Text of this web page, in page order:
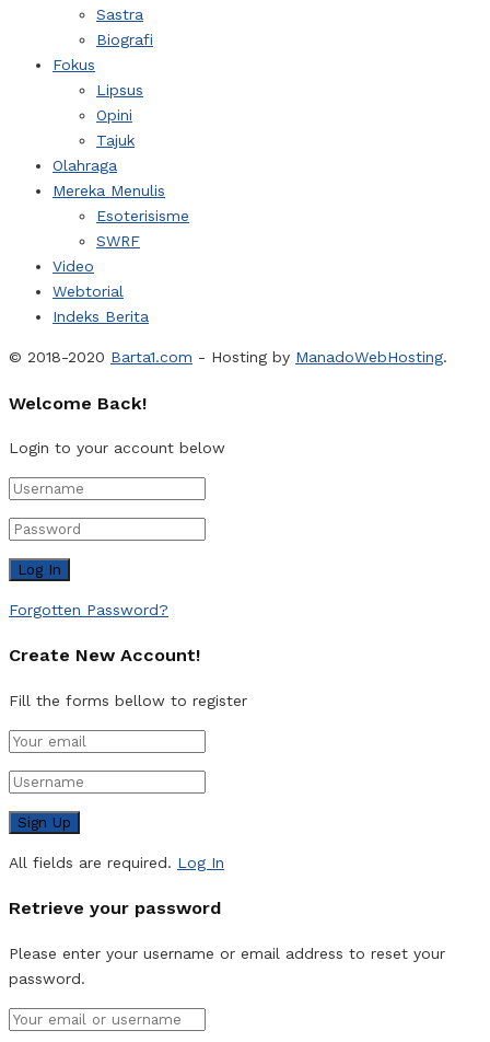
Sastra
Biografi
Fokus
Lipsus
Opini
Tajuk
Olahraga
Mereka Menulis
Esoterisisme
SWRF
Video
Webtorial
Indeks Berita
© 2018-2020 Barta1.com - Hosting by ManadoWebHosting.
Welcome Back!
Login to your account below
Forgotten Password?
Create New Account!
Fill the forms bellow to register
All fields are required. Log In
Retrieve your password
Please enter your username or email address to reset your
password.